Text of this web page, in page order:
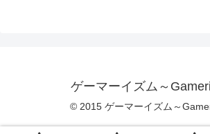
ゲーマーイズム～
© 2015 ゲーマーイズム～